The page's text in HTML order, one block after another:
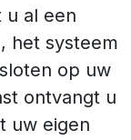
u al een
het systeem
op uw
ontvangt u
uw eigen